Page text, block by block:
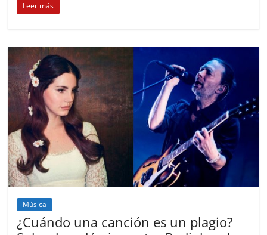
Leer más
Música
¿Cuándo una canción es un plagio?